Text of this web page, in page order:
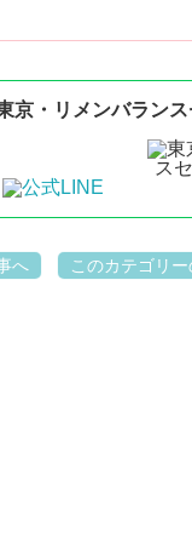
京・リメンバラン
へ このカテゴリ